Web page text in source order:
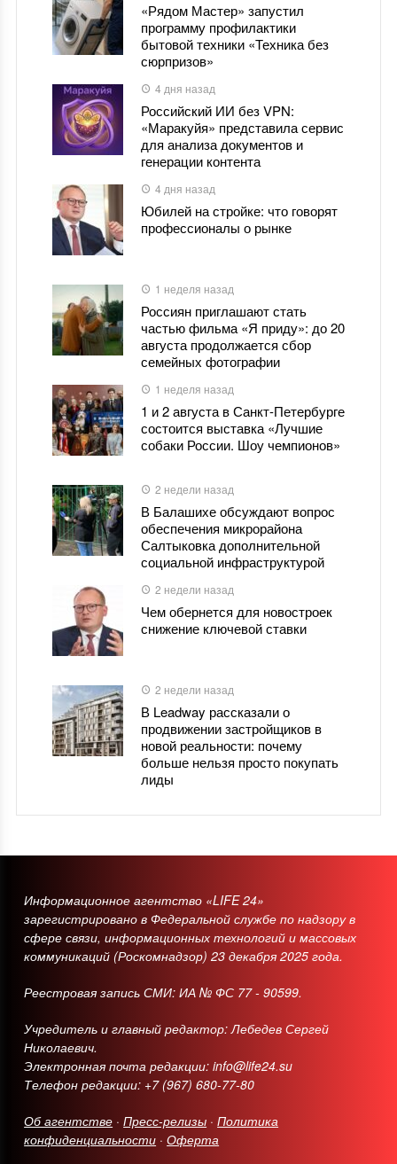
«Рядом Мастер» запустил
программу профилактики
бытовой техники «Техника без
сюрпризов»
4 дня назад
Российский ИИ без VPN:
«Маракуйя» представила сервис
для анализа документов и
генерации контента
4 дня назад
Юбилей на стройке: что говорят
профессионалы о рынке
1 неделя назад
Россиян приглашают стать
частью фильма «Я приду»: до 20
августа продолжается сбор
семейных фотографии
1 неделя назад
1 и 2 августа в Санкт-Петербурге
состоится выставка «Лучшие
собаки России. Шоу чемпионов»
2 недели назад
В Балашихе обсуждают вопрос
обеспечения микрорайона
Салтыковка дополнительной
социальной инфраструктурой
2 недели назад
Чем обернется для новостроек
снижение ключевой ставки
2 недели назад
В Leadway рассказали о
продвижении застройщиков в
новой реальности: почему
больше нельзя просто покупать
лиды
Информационное агентство «LIFE 24»
зарегистрировано в Федеральной службе по надзору в
сфере связи, информационных технологий и массовых
коммуникаций (Роскомнадзор) 23 декабря 2025 года.
Реестровая запись СМИ: ИА № ФС 77 - 90599.
Учредитель и главный редактор: Лебедев Сергей
Николаевич.
Электронная почта редакции: info@life24.su
Телефон редакции: +7 (967) 680-77-80
Об агентстве ·Пресс-релизы ·Политика
конфиденциальности ·Оферта